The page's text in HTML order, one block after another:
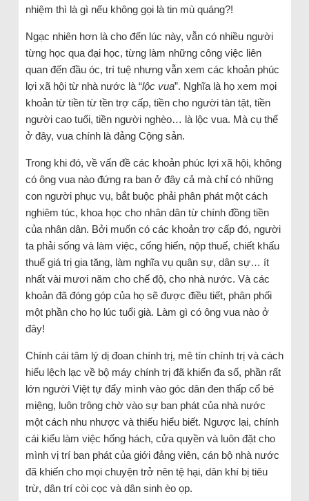
nhiệm thì là gì nếu không gọi là tin mù quáng?!
Ngạc nhiên hơn là cho đến lúc này, vẫn có nhiều người
từng học qua đại học, từng làm những công việc liên
quan đến đầu óc, trí tuệ nhưng vẫn xem các khoản phúc
lợi xã hội từ nhà nước là “lộc vua”. Nghĩa là họ xem mọi
khoản từ tiền từ tền trợ cấp, tiền cho người tàn tật, tiền
người cao tuổi, tiền người nghèo… là lộc vua. Mà cụ thể
ở đây, vua chính là đảng Cộng sản.
Trong khi đó, về vấn đề các khoản phúc lợi xã hội, không
có ông vua nào đứng ra ban ở đây cả mà chỉ có những
con người phục vụ, bắt buộc phải phân phát một cách
nghiêm túc, khoa học cho nhân dân từ chính đồng tiền
của nhân dân. Bởi muốn có các khoản trợ cấp đó, người
ta phải sống và làm việc, cống hiến, nộp thuế, chiết khấu
thuế giá trị gia tăng, làm nghĩa vụ quân sự, dân sự… ít
nhất vài mươi năm cho chế độ, cho nhà nước. Và các
khoản đã đóng góp của họ sẽ được điều tiết, phân phối
một phần cho họ lúc tuổi già. Làm gì có ông vua nào ở
đây!
Chính cái tâm lý dị đoan chính trị, mê tín chính trị và cách
hiểu lệch lạc về bộ máy chính trị đã khiến đa số, phần rất
lớn người Việt tự đẩy mình vào góc dân đen thấp cổ bé
miệng, luôn trông chờ vào sự ban phát của nhà nước
một cách nhu nhược và thiếu hiểu biết. Ngược lại, chính
cái kiểu làm việc hống hách, cửa quyền và luôn đặt cho
mình vị trí ban phát của giới đảng viên, cán bộ nhà nước
đã khiến cho mọi chuyện trở nên tệ hại, dân khí bị tiêu
trừ, dân trí còi cọc và dân sinh èo ọp.